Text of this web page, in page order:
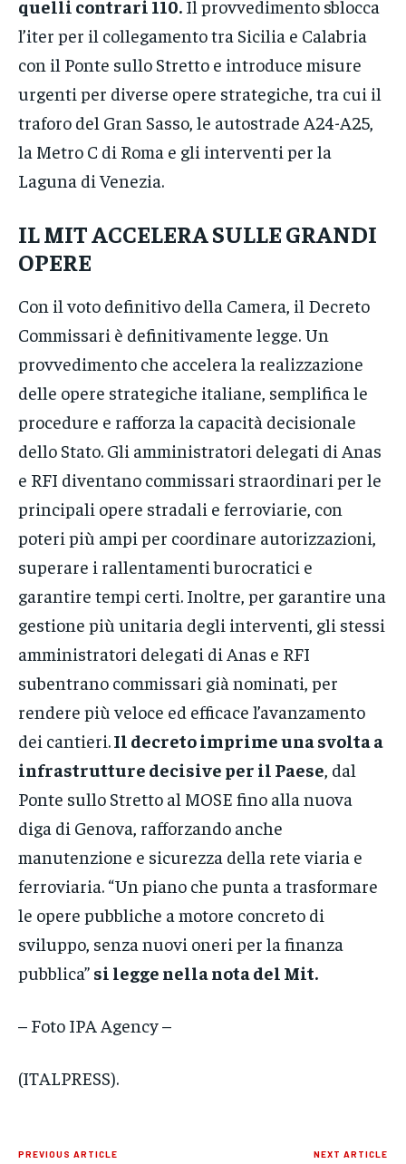
quelli contrari 110. Il provvedimento sblocca
l’iter per il collegamento tra Sicilia e Calabria
con il Ponte sullo Stretto e introduce misure
urgenti per diverse opere strategiche, tra cui il
traforo del Gran Sasso, le autostrade A24-A25,
la Metro C di Roma e gli interventi per la
Laguna di Venezia.
IL MIT ACCELERA SULLE GRANDI
OPERE
Con il voto definitivo della Camera, il Decreto
Commissari è definitivamente legge. Un
provvedimento che accelera la realizzazione
delle opere strategiche italiane, semplifica le
procedure e rafforza la capacità decisionale
dello Stato. Gli amministratori delegati di Anas
e RFI diventano commissari straordinari per le
principali opere stradali e ferroviarie, con
poteri più ampi per coordinare autorizzazioni,
superare i rallentamenti burocratici e
garantire tempi certi. Inoltre, per garantire una
gestione più unitaria degli interventi, gli stessi
amministratori delegati di Anas e RFI
subentrano commissari già nominati, per
rendere più veloce ed efficace l’avanzamento
dei cantieri.Il decreto imprime una svolta a
infrastrutture decisive per il Paese , dal
Ponte sullo Stretto al MOSE fino alla nuova
diga di Genova, rafforzando anche
manutenzione e sicurezza della rete viaria e
ferroviaria. “Un piano che punta a trasformare
le opere pubbliche a motore concreto di
sviluppo, senza nuovi oneri per la finanza
pubblica” si legge nella nota del Mit.
– Foto IPA Agency –
(ITALPRESS).
PREVIOUS ARTICLE NEXT ARTICLE